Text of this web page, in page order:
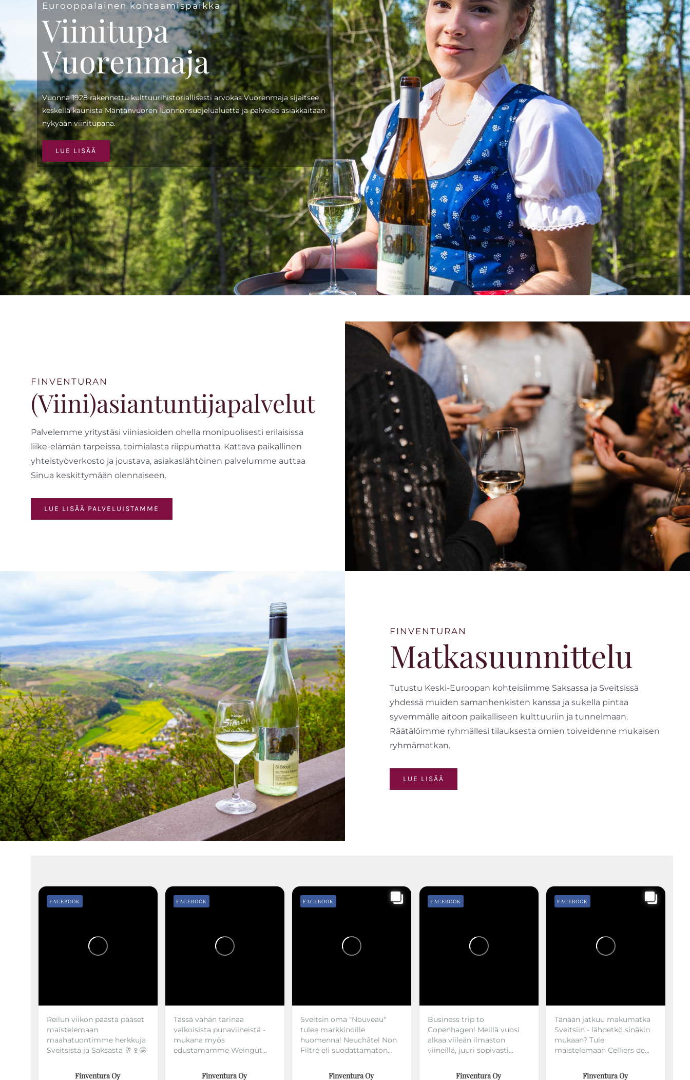
Eurooppalainen kohtaamispaikka
Viinitupa
Vuorenmaja
Vuonna 1928 rakennettu kulttuurihistoriallisesti arvokas Vuorenmaja sijaitsee
keskellä kaunista Mäntänvuoren luonnonsuojelualuetta ja palvelee asiakkaitaan
nykyään viinitupana.
LUE LISÄÄ
FINVENTURAN
(Viini)asiantuntijapalvelut
Palvelemme yritystäsi viiniasioiden ohella monipuolisesti erilaisissa
liike-elämän tarpeissa, toimialasta riippumatta. Kattava paikallinen
yhteistyöverkosto ja joustava, asiakaslähtöinen palvelumme auttaa
Sinua keskittymään olennaiseen.
LUE LISÄÄ PALVELUISTAMME
FINVENTURAN
Matkasuunnittelu
Tutustu Keski-Euroopan kohteisiimme Saksassa ja Sveitsissä
yhdessä muiden samanhenkisten kanssa ja sukella pintaa
syvemmälle aitoon paikalliseen kulttuuriin ja tunnelmaan.
Räätälöimme ryhmällesi tilauksesta omien toiveidenne mukaisen
ryhmämatkan.
LUE LISÄÄ
Reilun viikon päästä pääset
maistelemaan
maahatuontimme herkkuja
Sveitsistä ja Saksasta 🥂🍷🤩
Finventura Oy
FACEBOOK
Tässä vähän tarinaa
valkoisista punaviineistä -
mukana myös
edustamamme Weingut...
Finventura Oy
FACEBOOK
Sveitsin oma "Nouveau"
tulee markkinoille
huomenna! Neuchâtel Non
Filtré eli suodattamaton...
Finventura Oy
FACEBOOK
Business trip to
Copenhagen! Meillä vuosi
alkaa viileän ilmaston
viineillä, juuri sopivasti...
Finventura Oy
FACEBOOK
Tänään jatkuu makumatka
Sveitsiin - lähdetkö sinäkin
mukaan? Tule
maistelemaan Celliers de...
Finventura Oy
FACEBOOK